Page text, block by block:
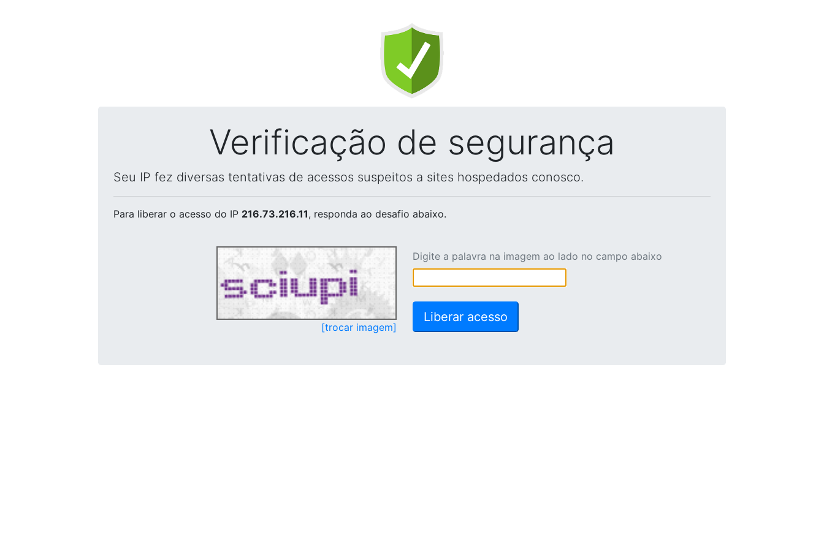
Verificação de segurança
Seu IP fez diversas tentativas de acessos suspeitos a sites hospedados conosco.
Para liberar o acesso do IP 216.73.216.11, responda ao desafio abaixo.
[trocar imagem]
Digite a palavra na imagem ao lado no campo abaixo